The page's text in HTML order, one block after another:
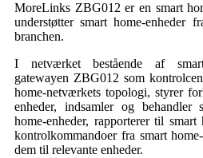
MoreLinks ZBG012 er en smart
understøtter smart home-enheder
branchen.
I netværket bestående af
gatewayen ZBG012 som
home-netværkets topologi, styrer
enheder, indsamler og behandler
home-enheder, rapporterer til smart
kontrolkommandoer fra smart
dem til relevante enheder.